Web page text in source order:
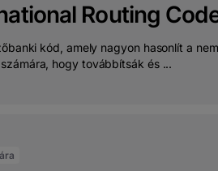
Routing
kód, amely nagyon hasonlít a
hogy továbbítsák és ...